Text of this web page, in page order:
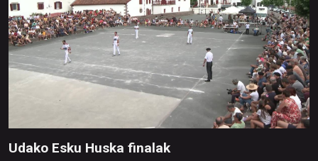
Udako Esku Huska finalak